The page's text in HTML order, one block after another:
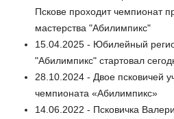
Пскове проходит чемпионат
мастерства "Абилимпикс"
15.04.2025 - Юбилейный
"Абилимпикс" стартовал
28.10.2024 - Двое псковичей
чемпионата «Абилимпикс»
14.06.2022 - Псковичка